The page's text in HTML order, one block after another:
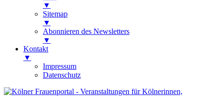
▼
Sitemap
▼
Abonnieren des Newsletters
▼
Kontakt
▼
Impressum
Datenschutz